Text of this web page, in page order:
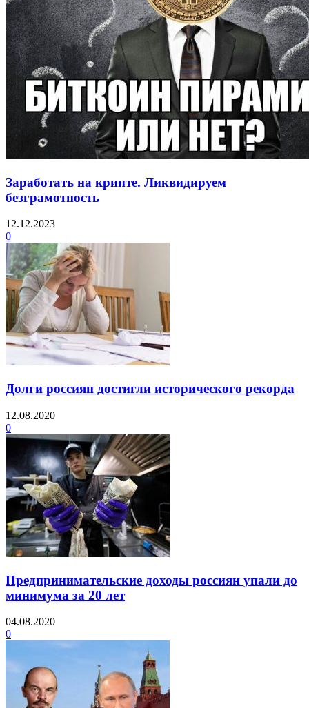
Заработать на крипте. Ликвидируем
безграмотность
12.12.2023
0
Долги россиян достигли исторического рекорда
12.08.2020
0
Предпринимательские доходы россиян упали до
минимума за 20 лет
04.08.2020
0